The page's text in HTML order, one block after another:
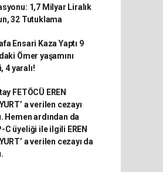
1,7 Milyar Liralık
32 Tutuklama
Ensari Kaza Yaptı 9
Ömer yaşamını
4 yaralı!
FETÖCÜ EREN
a verilen cezayı
Hemen ardından da
C üyeliği ile ilgili EREN
a verilen cezayı da